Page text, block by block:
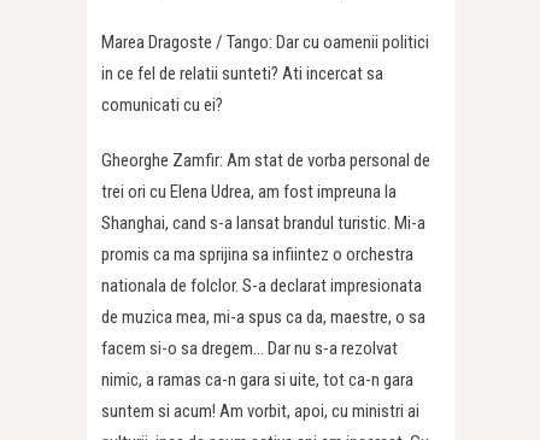
Marea Dragoste / Tango: Dar cu oamenii politici
in ce fel de relatii sunteti? Ati incercat sa
comunicati cu ei?
Gheorghe Zamfir: Am stat de vorba personal de
trei ori cu Elena Udrea, am fost impreuna la
Shanghai, cand s-a lansat brandul turistic. Mi-a
promis ca ma sprijina sa infiintez o orchestra
nationala de folclor. S-a declarat impresionata
de muzica mea, mi-a spus ca da, maestre, o sa
facem si-o sa dregem… Dar nu s-a rezolvat
nimic, a ramas ca-n gara si uite, tot ca-n gara
suntem si acum! Am vorbit, apoi, cu ministri ai